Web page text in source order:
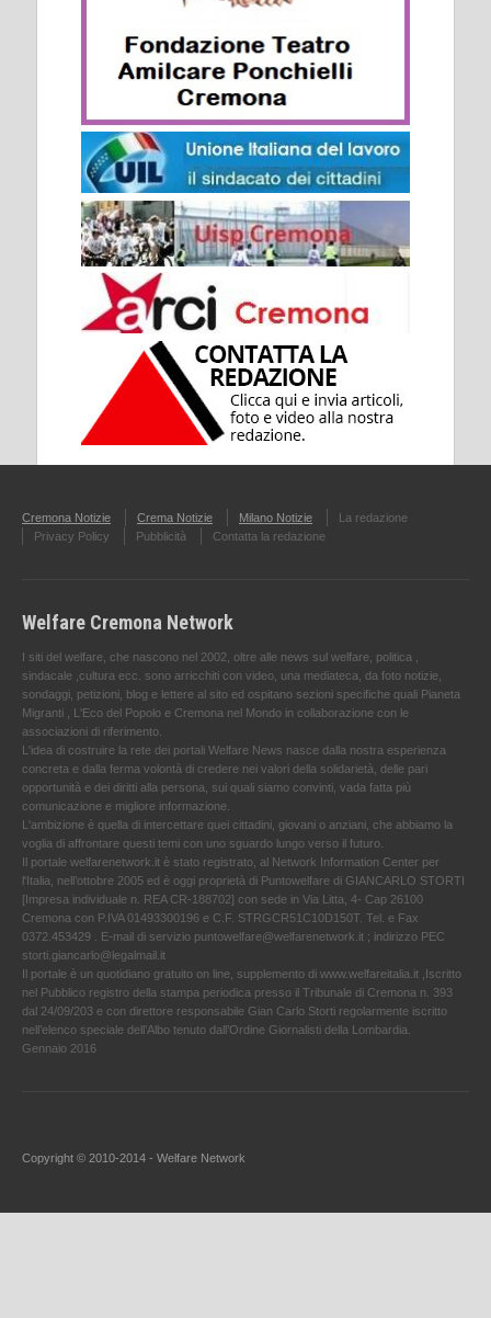
Cremona Notizie Crema Notizie Milano Notizie
La redazione
Privacy Policy
Pubblicità Contatta la redazione
Welfare Cremona Network
I siti del welfare, che nascono nel 2002, oltre alle news sul welfare, politica ,
sindacale ,cultura ecc. sono arricchiti con video, una mediateca, da foto notizie,
sondaggi, petizioni, blog e lettere al sito ed ospitano sezioni specifiche quali Pianeta
Migranti , L'Eco del Popolo e Cremona nel Mondo in collaborazione con le
associazioni di riferimento.
L'idea di costruire la rete dei portali Welfare News nasce dalla nostra esperienza
concreta e dalla ferma volontà di credere nei valori della solidarietà, delle pari
opportunità e dei diritti alla persona, sui quali siamo convinti, vada fatta più
comunicazione e migliore informazione.
L'ambizione è quella di intercettare quei cittadini, giovani o anziani, che abbiamo la
voglia di affrontare questi temi con uno sguardo lungo verso il futuro.
Il portale welfarenetwork.it è stato registrato, al Network Information Center per
l'Italia, nell’ottobre 2005 ed è oggi proprietà di Puntowelfare di GIANCARLO STORTI
[Impresa individuale n. REA CR-188702] con sede in Via Litta, 4- Cap 26100
Cremona con P.IVA 01493300196 e C.F. STRGCR51C10D150T. Tel. e Fax
0372.453429 . E-mail di servizio puntowelfare@welfarenetwork.it ; indirizzo PEC
storti.giancarlo@legalmail.it
Il portale è un quotidiano gratuito on line, supplemento di www.welfareitalia.it ,Iscritto
nel Pubblico registro della stampa periodica presso il Tribunale di Cremona n. 393
dal 24/09/203 e con direttore responsabile Gian Carlo Storti regolarmente iscritto
nell’elenco speciale dell’Albo tenuto dall’Ordine Giornalisti della Lombardia.
Gennaio 2016
Copyright © 2010-2014 - Welfare Network